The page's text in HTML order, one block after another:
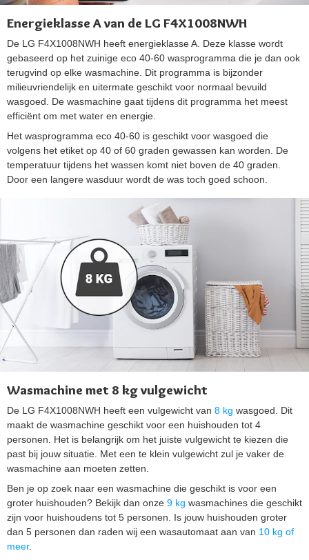
Energieklasse A van de LG F4X1008NWH
De LG F4X1008NWH heeft energieklasse A. Deze klasse wordt
gebaseerd op het zuinige eco 40-60 wasprogramma die je dan ook
terugvind op elke wasmachine. Dit programma is bijzonder
milieuvriendelijk en uitermate geschikt voor normaal bevuild
wasgoed. De wasmachine gaat tijdens dit programma het meest
efficiënt om met water en energie.
Het wasprogramma eco 40-60 is geschikt voor wasgoed die
volgens het etiket op 40 of 60 graden gewassen kan worden. De
temperatuur tijdens het wassen komt niet boven de 40 graden.
Door een langere wasduur wordt de was toch goed schoon.
Wasmachine met 8 kg vulgewicht
De LG F4X1008NWH heeft een vulgewicht van 8 kg wasgoed. Dit
maakt de wasmachine geschikt voor een huishouden tot 4
personen. Het is belangrijk om het juiste vulgewicht te kiezen die
past bij jouw situatie. Met een te klein vulgewicht zul je vaker de
wasmachine aan moeten zetten.
Ben je op zoek naar een wasmachine die geschikt is voor een
groter huishouden? Bekijk dan onze 9 kg wasmachines die geschikt
zijn voor huishoudens tot 5 personen. Is jouw huishouden groter
dan 5 personen dan raden wij een wasautomaat aan van 10 kg of
meer.